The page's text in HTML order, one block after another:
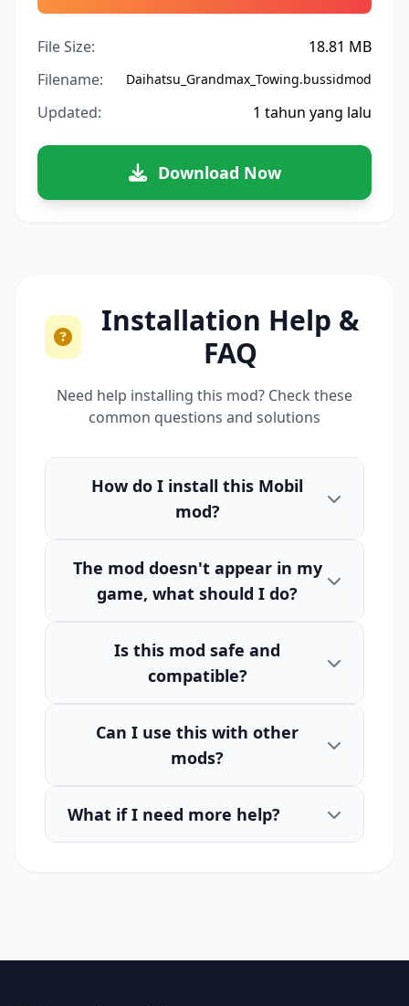
File Size:
18.81 MB
Filename:
Daihatsu_Grandmax_Towing.bussidmod
Updated: 1 tahun yang lalu
Download Now
Installation Help &
FAQ
Need help installing this mod? Check these
common questions and solutions
How do I install this Mobil
mod?
The mod doesn't appear in my
game, what should I do?
Is this mod safe and
compatible?
Can I use this with other
mods?
What if I need more help?